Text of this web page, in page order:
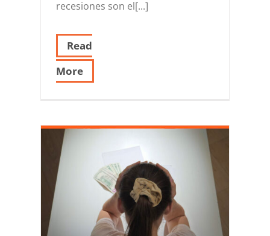
recesiones son el[...]
Read
More